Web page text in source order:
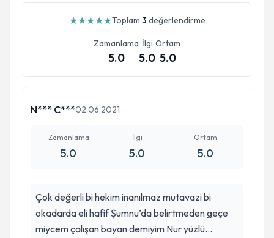
★★★★★Toplam 3 değerlendirme
Zamanlama
5.0
İlgi
5.0
Ortam
5.0
N*** C***02.06.2021
Zamanlama
5.0
İlgi
5.0
Ortam
5.0
Çok değerli bi hekim inanılmaz mutavazi bi
okadarda eli hafif Şumnu’da belirtmeden geçe
miycem çalışan bayan demiyim Nur yüzlü